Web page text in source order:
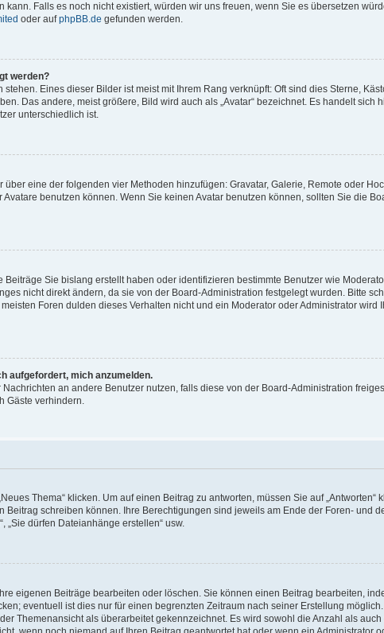
Falls es noch nicht existiert, würden wir uns freuen, wenn Sie es übersetzen
oder aufphpBB.de gefunden werden.
werden?
Eines dieser Bilder ist meist mit Ihrem Rang verknüpft: Oft sind dies Sterne,
Das andere, meist größere, Bild wird auch als „Avatar“ bezeichnet. Es handelt sich
unterschiedlich ist.
über eine der folgenden vier Methoden hinzufügen: Gravatar, Galerie, Remote oder
benutzen können. Wenn Sie keinen Avatar benutzen können, sollten Sie die
Sie bislang erstellt haben oder identifizieren bestimmte Benutzer wie
nicht direkt ändern, da sie von der Board-Administration festgelegt wurden. Bitte
Foren dulden dieses Verhalten nicht und ein Moderator oder Administrator wird
aufgefordert, mich anzumelden.
an andere Benutzer nutzen, falls diese von der Board-Administration
Gäste verhindern.
Thema“ klicken. Um auf einen Beitrag zu antworten, müssen Sie auf „Antworten“
schreiben können. Ihre Berechtigungen sind jeweils am Ende der Foren- und
„Sie dürfen Dateianhänge erstellen“ usw.
eigenen Beiträge bearbeiten oder löschen. Sie können einen Beitrag bearbeiten,
eventuell ist dies nur für einen begrenzten Zeitraum nach seiner Erstellung
Themenansicht als überarbeitet gekennzeichnet. Es wird sowohl die Anzahl als auch